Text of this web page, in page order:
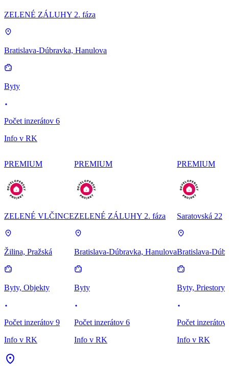
ZELENÉ ZÁLUHY 2. fáza
Bratislava-Dúbravka, Hanulova
Byty
Počet inzerátov 6
Info v RK
PREMIUM
ZELENÉ VLČINCE
Žilina, Pražská
Byty, Objekty
Počet inzerátov 9
Info v RK
PREMIUM
ZELENÉ ZÁLUHY 2. fáza
Bratislava-Dúbravka, Hanulova
Byty
Počet inzerátov 6
Info v RK
PREMIUM
Saratovská 22
Bratislava-
Byty, Priestory
Počet inzerátov
Info v RK